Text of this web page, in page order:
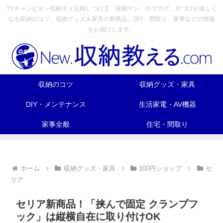
TVチャンピオン収納ダメ主婦しつけ王「収納マン」のブログ。片づけが楽しく
なる収納のコツ、収納グッズ＆家具の新商品、DIY、間取り、家事などの情報
をお届けします。
収納のコツ 収納グッズ・家具
DIY・メンテナンス 生活家電・AV機器
家事全般 住宅・間取り
ホーム 収納グッズ・家具 100円ショップ
セ
リア
セリア新商品！「挟んで固定 クランプフ
ック」は縦横自在に取り付けOK